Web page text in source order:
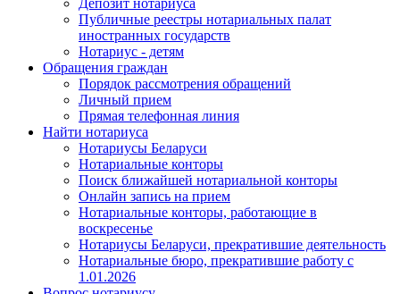
Публичные реестры нотариальных палат
иностранных государств
Нотариус - детям
Обращения граждан
Порядок рассмотрения обращений
Личный прием
Прямая телефонная линия
Найти нотариуса
Нотариусы Беларуси
Нотариальные конторы
Поиск ближайшей нотариальной конторы
Онлайн запись на прием
Нотариальные конторы, работающие в
воскресенье
Нотариусы Беларуси, прекратившие деятельность
Нотариальные бюро, прекратившие работу с
1.01.2026